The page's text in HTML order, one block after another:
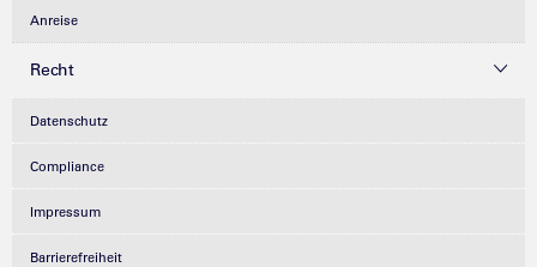
Anreise
Recht
Datenschutz
Compliance
Impressum
Barrierefreiheit